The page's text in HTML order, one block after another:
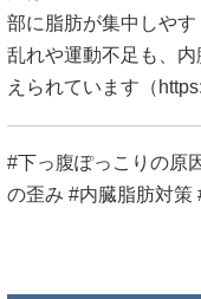
部に脂肪が集中しや
乱れや運動不足も、
えられています（
#下っ腹ぽっこりの原
の歪み #内臓脂肪対策